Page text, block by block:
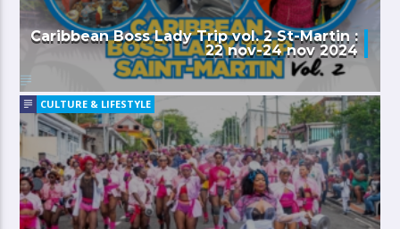
Caribbean Boss Lady Trip vol. 2 St-Martin :
22 nov-24 nov 2024
CULTURE & LIFESTYLE